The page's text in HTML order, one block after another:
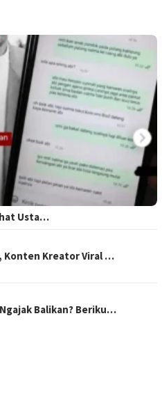
Usta…
Konten Kreator Viral …
Balikan? Beriku…